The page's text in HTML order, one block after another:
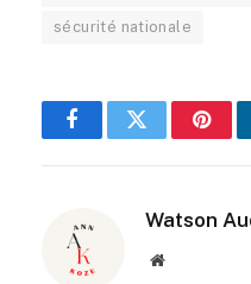
sécurité nationale
FacebookTwitter
Watson
Website